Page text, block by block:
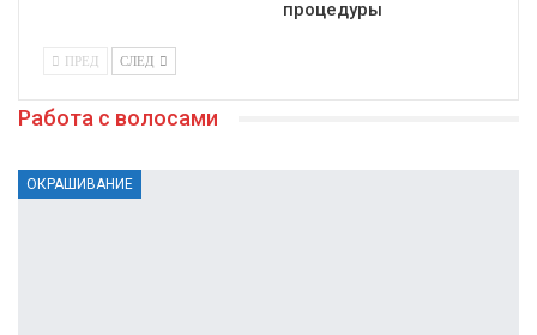
процедуры
ПРЕД СЛЕД
Работа с волосами
ОКРАШИВАНИЕ